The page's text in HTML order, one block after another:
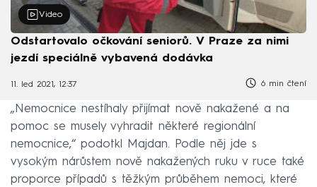
Video
Odstartovalo očkování seniorů. V Praze za nimi
jezdí speciálně vybavená dodávka
11. led 2021, 12:37 6 min čtení
„Nemocnice nestíhaly přijímat nově nakažené a na
pomoc se musely vyhradit některé regionální
nemocnice,“ podotkl Majdan. Podle něj jde s
vysokým nárůstem nově nakažených ruku v ruce také
proporce případů s těžkým průběhem nemoci, které